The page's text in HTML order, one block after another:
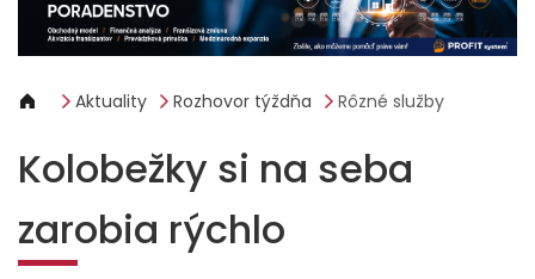
Aktuality Rozhovor týždňa Rôzné služby
Kolobežky si na seba
zarobia rýchlo